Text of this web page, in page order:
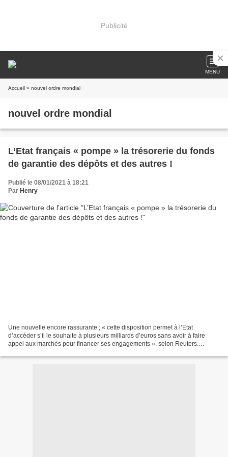
Publicité
MENU
Accueil » nouvel ordre mondial
nouvel ordre mondial
L’Etat français « pompe » la trésorerie du fonds
de garantie des dépôts et des autres !
Publié le 08/01/2021 à 18:21
Par Henry
Une nouvelle encore rassurante ; « cette disposition permet à l’Etat
d’accéder s’il le souhaite à plusieurs milliards d’euros sans avoir à faire
appel aux marchés pour financer ses engagements ». selon Reuters.